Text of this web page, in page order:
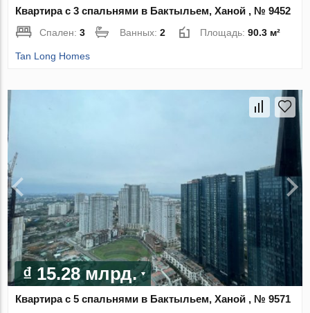
Квартира с 3 спальнями в Бактыльем, Ханой , № 9452
Спален:3 Ванных:2 Площадь:90.3 м²
Tan Long Homes
₫ 15.28 млрд.
Квартира с 5 спальнями в Бактыльем, Ханой , № 9571